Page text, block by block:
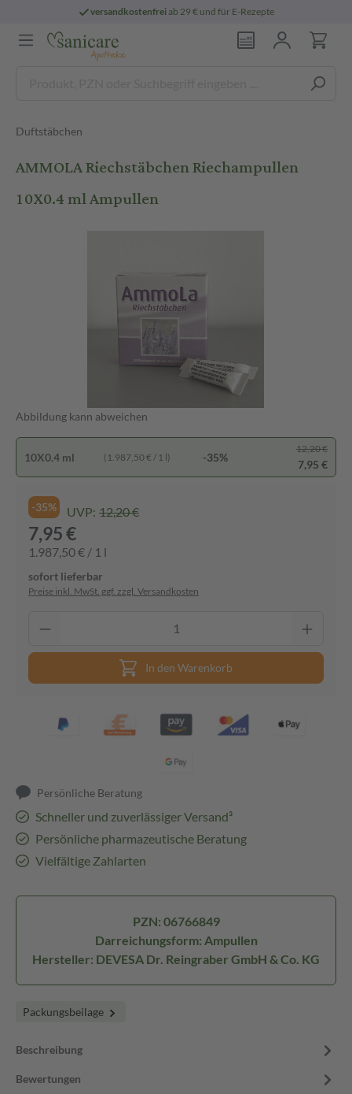
versandkostenfreiab 29 € und für E-Rezepte
Duftstäbchen
AMMOLA Riechstäbchen Riechampullen
10X0.4 ml Ampullen
Abbildung kann abweichen
10X0.4 ml (1.987,50 € / 1 l) -35%
12,20 €
7,95 €
-35% UVP: 12,20 €
7,95 €
1.987,50 € / 1 l
sofort lieferbar
Preise inkl. MwSt. ggf. zzgl. Versandkosten
In den Warenkorb
Persönliche Beratung
Schneller und zuverlässiger Versand³
Persönliche pharmazeutische Beratung
Vielfältige Zahlarten
PZN: 06766849
Darreichungsform: Ampullen
Hersteller: DEVESA Dr. Reingraber GmbH & Co. KG
Packungsbeilage
Beschreibung
Bewertungen